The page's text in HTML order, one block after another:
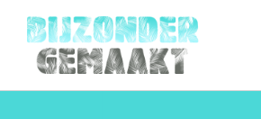
content